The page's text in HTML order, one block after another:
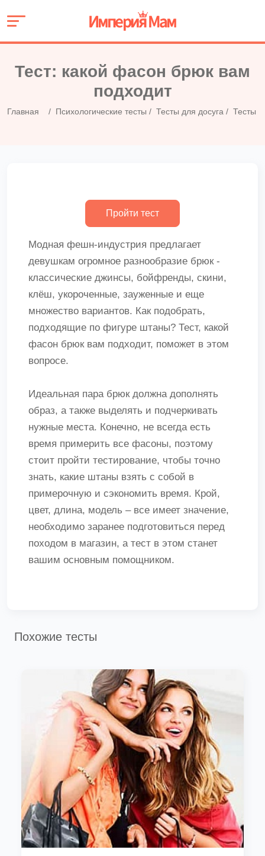
Тест: какой фасон брюк вам
подходит
Главная Психологические тесты Тесты для досуга Тесты
Модная фешн-индустрия предлагает
девушкам огромное разнообразие брюк -
классические джинсы, бойфренды, скини,
клёш, укороченные, зауженные и еще
множество вариантов. Как подобрать,
подходящие по фигуре штаны? Тест, какой
фасон брюк вам подходит, поможет в этом
вопросе.
Идеальная пара брюк должна дополнять
образ, а также выделять и подчеркивать
нужные места. Конечно, не всегда есть
время примерить все фасоны, поэтому
стоит пройти тестирование, чтобы точно
знать, какие штаны взять с собой в
примерочную и сэкономить время. Крой,
цвет, длина, модель – все имеет значение,
необходимо заранее подготовиться перед
походом в магазин, а тест в этом станет
вашим основным помощником.
Похожие тесты